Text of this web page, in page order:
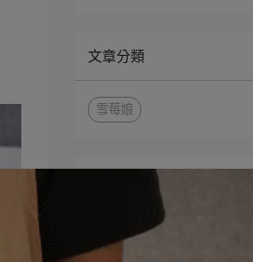
文章分類
雪莓娘
部落客、網紅推薦